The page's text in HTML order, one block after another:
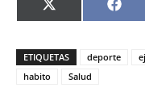
Compartir
en
X
(Twitter) en
ETIQUETAS deporte
habito
Salud